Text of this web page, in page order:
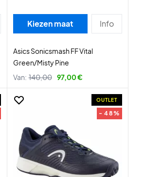
Kiezen maat Info
Asics Sonicsmash FF Vital
Green/Misty Pine
Van: 140,00 97,00 €
OUTLET
- 48%